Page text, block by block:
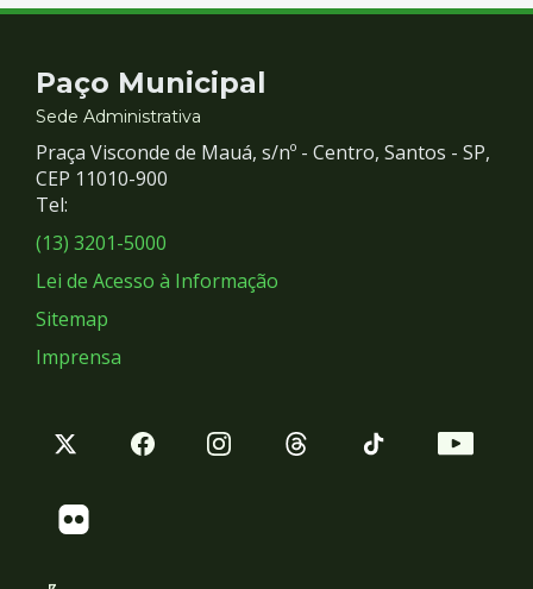
Contato
e
Redes
Sociais
Paço Municipal
Sede Administrativa
Praça Visconde de Mauá, s/nº - Centro, Santos - SP,
CEP 11010-900
Tel:
(13) 3201-5000
Lei de Acesso à Informação
Sitemap
Imprensa